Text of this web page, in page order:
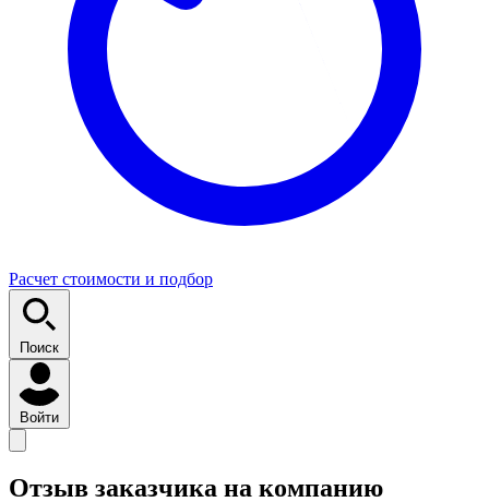
Расчет стоимости и подбор
Поиск
Войти
Отзыв заказчика на компанию